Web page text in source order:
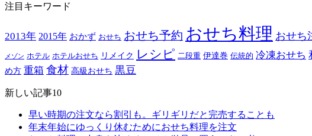
注目キーワード
2013年 2015年 おかず おせち おせち予約 おせち料理 おせち
メゾン ホテル ホテルおせち リメイク レシピ 二段重 伊達巻 伝統的 冷凍おせち
め方 重箱 食材 高級おせち 黒豆
新しい記事10
早い時期の注文なら割引も。ギリギリだと完売することも
年末年始にゆっくり休むためにおせち料理を注文